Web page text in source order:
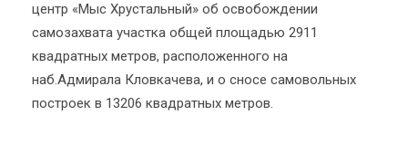
центр «Мыс Хрустальный» об освобождении
самозахвата участка общей площадью 2911
квадратных метров, расположенного на
наб.Адмирала Кловкачева, и о сносе самовольных
построек в 13206 квадратных метров.